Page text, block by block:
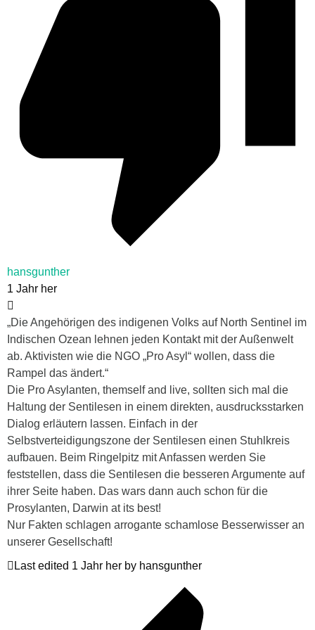
hansgunther
1 Jahr her
„Die Angehörigen des indigenen Volks auf North Sentinel im
Indischen Ozean lehnen jeden Kontakt mit der Außenwelt
ab. Aktivisten wie die NGO „Pro Asyl“ wollen, dass die
Rampel das ändert.“
Die Pro Asylanten, themself and live, sollten sich mal die
Haltung der Sentilesen in einem direkten, ausdrucksstarken
Dialog erläutern lassen. Einfach in der
Selbstverteidigungszone der Sentilesen einen Stuhlkreis
aufbauen. Beim Ringelpitz mit Anfassen werden Sie
feststellen, dass die Sentilesen die besseren Argumente auf
ihrer Seite haben. Das wars dann auch schon für die
Prosylanten, Darwin at its best!
Nur Fakten schlagen arrogante schamlose Besserwisser an
unserer Gesellschaft!
Last edited 1 Jahr her by hansgunther